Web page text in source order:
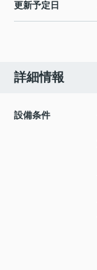
更新予定日
詳細情報
設備条件